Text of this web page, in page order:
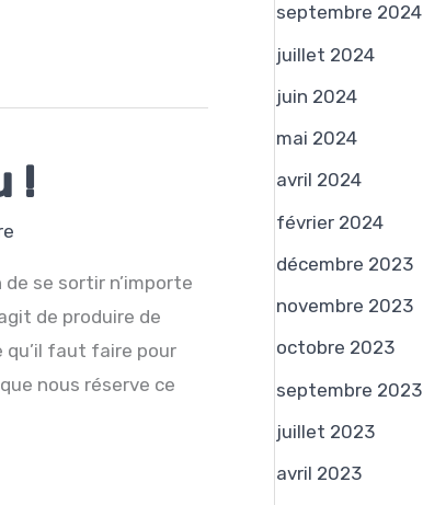
!
se sortir n’importe
de produire de
qu’il faut faire pour
nous réserve ce
septembre 2024
juillet 2024
juin 2024
mai 2024
avril 2024
février 2024
décembre 2023
novembre 2023
octobre 2023
septembre 2023
juillet 2023
avril 2023